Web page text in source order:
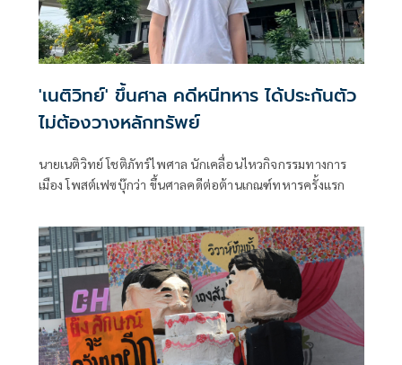
'เนติวิทย์' ขึ้นศาล คดีหนีทหาร ได้ประกันตัว
ไม่ต้องวางหลักทรัพย์
นายเนติวิทย์ โชติภัทร์ไพศาล นักเคลื่อนไหวกิจกรรมทางการ
เมือง โพสต์เฟซบุ๊กว่า ขึ้นศาลคดีต่อต้านเกณฑ์ทหารครั้งแรก